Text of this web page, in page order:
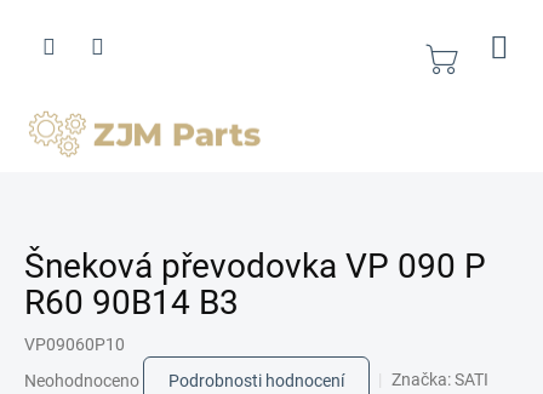
obsah
Nákupní
Šneková převodovka VP 090 P
R60 90B14 B3
VP09060P10
hodnocení
Neohodnoceno Podrobnosti hodnocení Značka:SATI